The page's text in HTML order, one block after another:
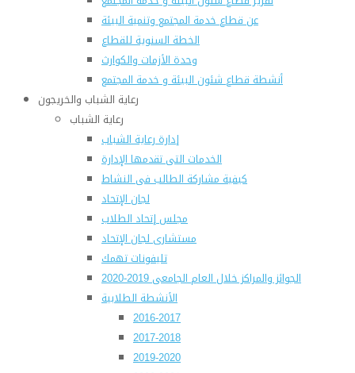
عن قطاع خدمة المجتمع وتنمية البيئة
الخطة السنوية للقطاع
وحدة الأزمات والكوارث
أنشطة قطاع شئون البيئة و خدمة المجتمع
رعاية الشباب والخريجون
رعاية الشباب
إدارة رعاية الشباب
الخدمات التى تقدمها الإدارة
كيفية مشاركة الطالب فى النشاط
لجان الإتحاد
مجلس إتحاد الطلاب
مستشارى لجان الإتحاد
تليفونات تهمك
الجوائز والمراكز خلال العام الجامعى 2019-2020
الأنشطة الطلابية
2016-2017
2017-2018
2019-2020